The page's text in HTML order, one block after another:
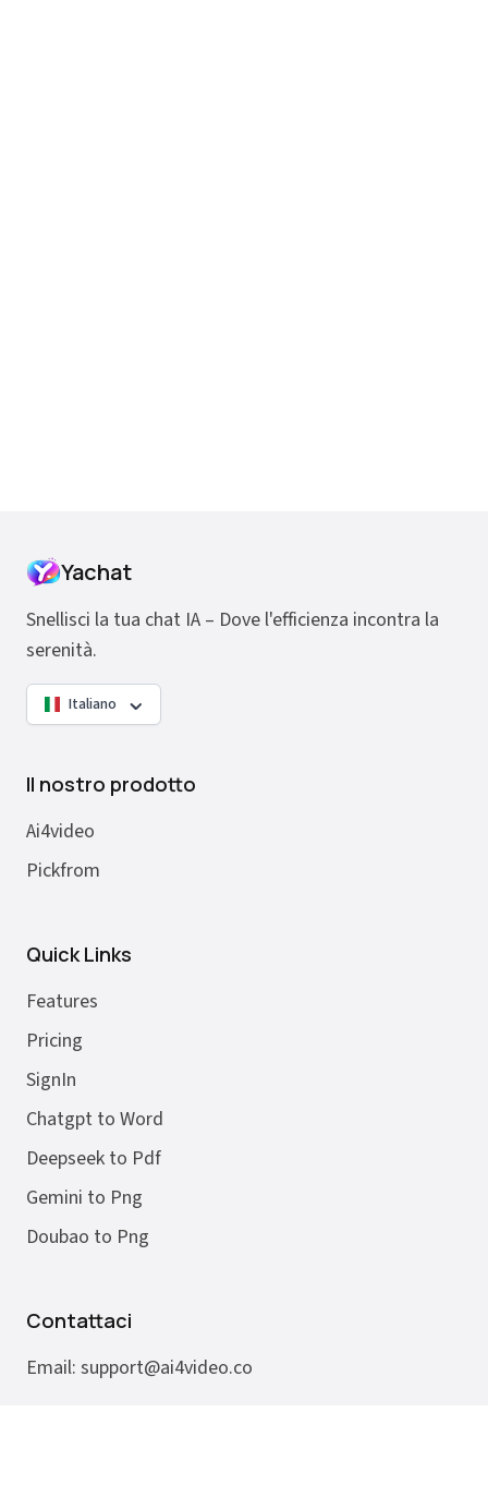
Yachat
Snellisci la tua chat IA – Dove l'efficienza incontra la
serenità.
Italiano
Il nostro prodotto
Ai4video
Pickfrom
Quick Links
Features
Pricing
SignIn
Chatgpt to Word
Deepseek to Pdf
Gemini to Png
Doubao to Png
Contattaci
Email: support@ai4video.co